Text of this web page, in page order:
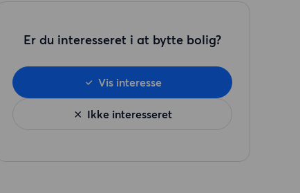
Er du interesseret i at bytte bolig?
Ikke interesseret
Vis interesse